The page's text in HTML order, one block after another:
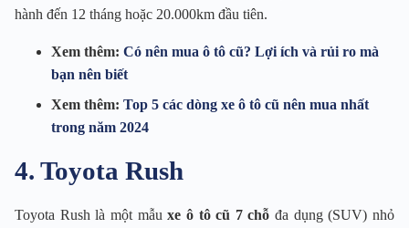
hành đến 12 tháng hoặc 20.000km đầu tiên.
Xem thêm: Có nên mua ô tô cũ? Lợi ích và rủi ro mà
bạn nên biết
Xem thêm: Top 5 các dòng xe ô tô cũ nên mua nhất
trong năm 2024
4. Toyota Rush
Toyota Rush là một mẫuxe ô tô cũ 7 chỗ đa dụng (SUV) nhỏ